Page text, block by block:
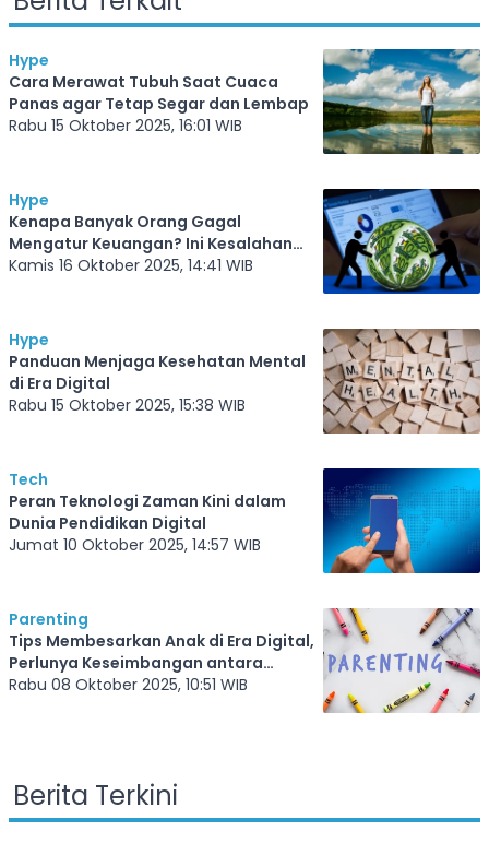
Hype
Cara Merawat Tubuh Saat Cuaca
Panas agar Tetap Segar dan Lembap
Rabu 15 Oktober 2025, 16:01 WIB
Hype
Kenapa Banyak Orang Gagal
Mengatur Keuangan? Ini Kesalahan
Umumnya
Kamis 16 Oktober 2025, 14:41 WIB
Hype
Panduan Menjaga Kesehatan Mental
di Era Digital
Rabu 15 Oktober 2025, 15:38 WIB
Tech
Peran Teknologi Zaman Kini dalam
Dunia Pendidikan Digital
Jumat 10 Oktober 2025, 14:57 WIB
Parenting
Tips Membesarkan Anak di Era Digital,
Perlunya Keseimbangan antara
Teknologi dan Emosi
Rabu 08 Oktober 2025, 10:51 WIB
Berita Terkini